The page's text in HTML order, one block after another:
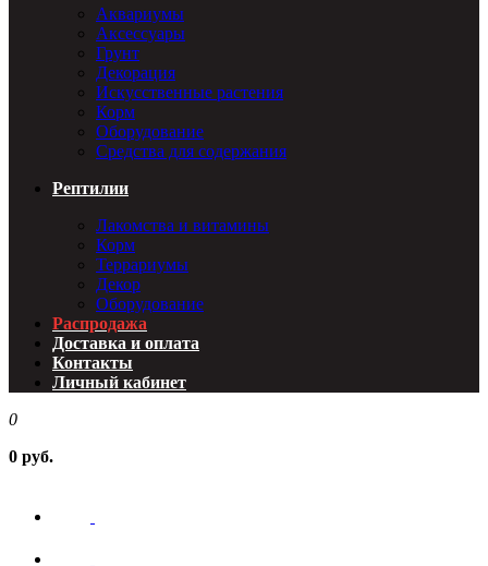
Аквариумы
Аксессуары
Грунт
Декорация
Искусственные растения
Корм
Оборудование
Средства для содержания
Рептилии
Лакомства и витамины
Корм
Террариумы
Декор
Оборудование
Распродажа
Доставка и оплата
Контакты
Личный кабинет
0
0 руб.